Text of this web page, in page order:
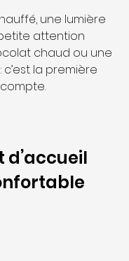
une lumière
attention
chaud ou une
la première
d’accueil